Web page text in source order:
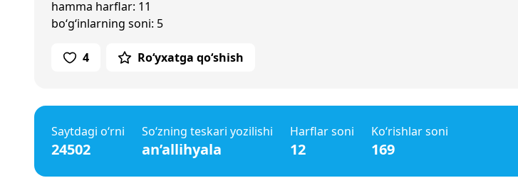
hamma harflar: 11
bo‘g‘inlarning soni: 5
4 Ro‘yxatga qo‘shish
Saytdagi o‘rni
24502
So‘zning teskari yozilishi
an’allihyala
Harflar soni
12
Ko‘rishlar soni
169